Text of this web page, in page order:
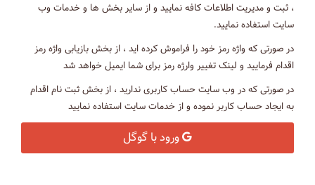
، ثبت و مدیریت اطلاعات کافه نمایید و از سایر بخش ها و خدمات وب
سایت استفاده نمایید.
در صورتی که واژه رمز خود را فراموش کرده اید ، از بخش بازیابی واژه رمز
اقدام فرمایید و لینک تغییر وارژه رمز برای شما ایمیل خواهد شد
در صورتی که در وب سایت حساب کاربری ندارید ، از بخش ثبت نام اقدام
به ایجاد حساب کاربر نموده و از خدمات سایت استفاده نمایید
ورود با گوگل